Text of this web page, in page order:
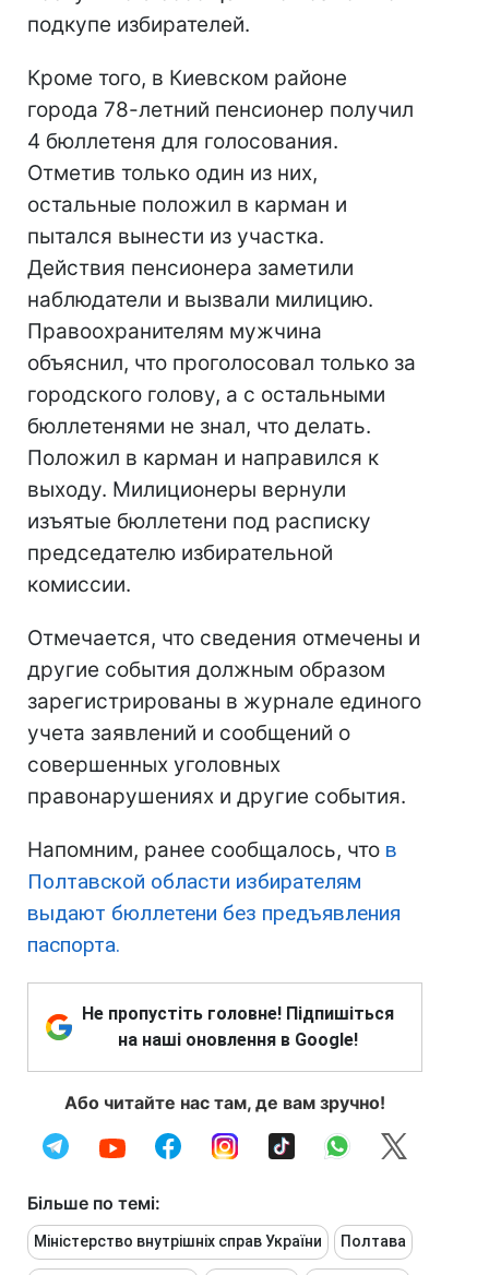
подкупе избирателей.
Кроме того, в Киевском районе
города 78-летний пенсионер получил
4 бюллетеня для голосования.
Отметив только один из них,
остальные положил в карман и
пытался вынести из участка.
Действия пенсионера заметили
наблюдатели и вызвали милицию.
Правоохранителям мужчина
объяснил, что проголосовал только за
городского голову, а с остальными
бюллетенями не знал, что делать.
Положил в карман и направился к
выходу. Милиционеры вернули
изъятые бюллетени под расписку
председателю избирательной
комиссии.
Отмечается, что сведения отмечены и
другие события должным образом
зарегистрированы в журнале единого
учета заявлений и сообщений о
совершенных уголовных
правонарушениях и другие события.
Напомним, ранее сообщалось, что в
Полтавской области избирателям
выдают бюллетени без предъявления
паспорта.
Не пропустіть головне! Підпишіться
на наші оновлення в Google!
Або читайте нас там, де вам зручно!
Більше по темі:
Міністерство внутрішніх справ України Полтава